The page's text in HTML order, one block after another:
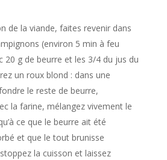
de la viande, faites revenir dans
(environ 5 min à feu
g de beurre et les 3/4 du jus du
un roux blond : dans une
le reste de beurre,
la farine, mélangez vivement le
ce que le beurre ait été
et que le tout brunisse
la cuisson et laissez